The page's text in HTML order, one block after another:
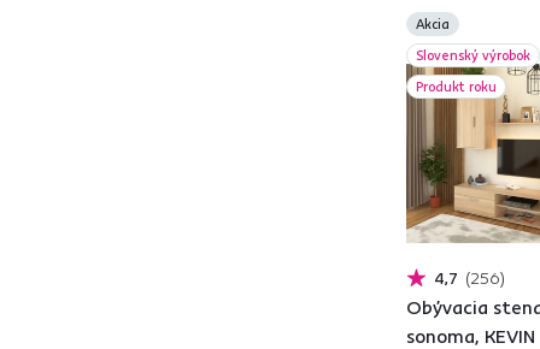
Akcia
Slovenský výrobok
Produkt roku
4,7 256
Obývacia
sonoma, KEVIN